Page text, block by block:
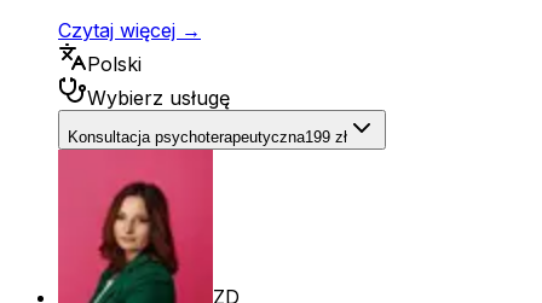
Czytaj więcej →
Polski
Wybierz usługę
Konsultacja psychoterapeutyczna199 zł
ZD